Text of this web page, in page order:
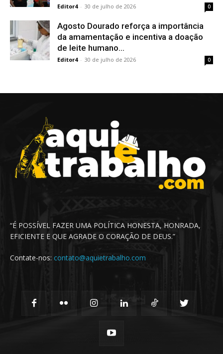
Editor4 - 30 de julho de 2026 0
Agosto Dourado reforça a importância
da amamentação e incentiva a doação
de leite humano...
Editor4 - 30 de julho de 2026 0
“É POSSÍVEL FAZER UMA POLÍTICA HONESTA, HONRADA,
EFICIENTE E QUE AGRADE O CORAÇÃO DE DEUS.”
Contate-nos: contato@aquietrabalho.com